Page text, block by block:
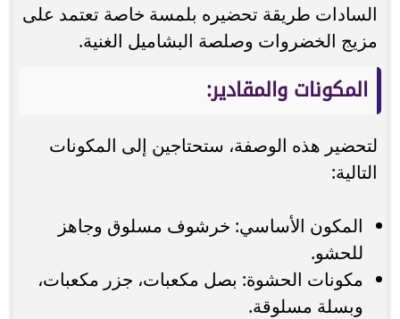
السادات طريقة تحضيره بلمسة خاصة تعتمد على
مزيج الخضروات وصلصة البشاميل الغنية.
المكونات والمقادير:
لتحضير هذه الوصفة، ستحتاجين إلى المكونات
التالية:
المكون الأساسي: خرشوف مسلوق وجاهز
للحشو.
مكونات الحشوة: بصل مكعبات، جزر مكعبات،
وبسلة مسلوقة.